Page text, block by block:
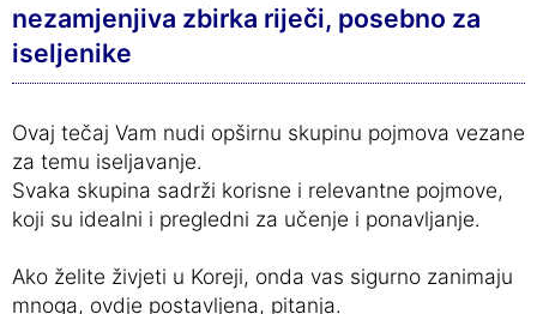
nezamjenjiva zbirka riječi, posebno za
iseljenike
Ovaj tečaj Vam nudi opširnu skupinu pojmova vezane
za temu iseljavanje.
Svaka skupina sadrži korisne i relevantne pojmove,
koji su idealni i pregledni za učenje i ponavljanje.
Ako želite živjeti u Koreji, onda vas sigurno zanimaju
mnoga, ovdje postavljena, pitanja.